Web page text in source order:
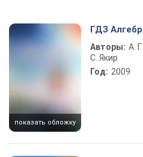
показать обложку
ГДЗ
Авторы: А.
С. Якир
Год: 2009